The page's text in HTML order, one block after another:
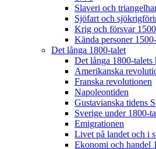
Slaveri och
Sjöfart och
Krig och försvar
Kända personer
Det långa 1800-talet
Det långa 1800-
Amerikanska
Franska revolutionen
Napoleontiden
Gustavianska tidens
Sverige under 1800-
Emigrationen
Livet på landet och i
Ekonomi och handel